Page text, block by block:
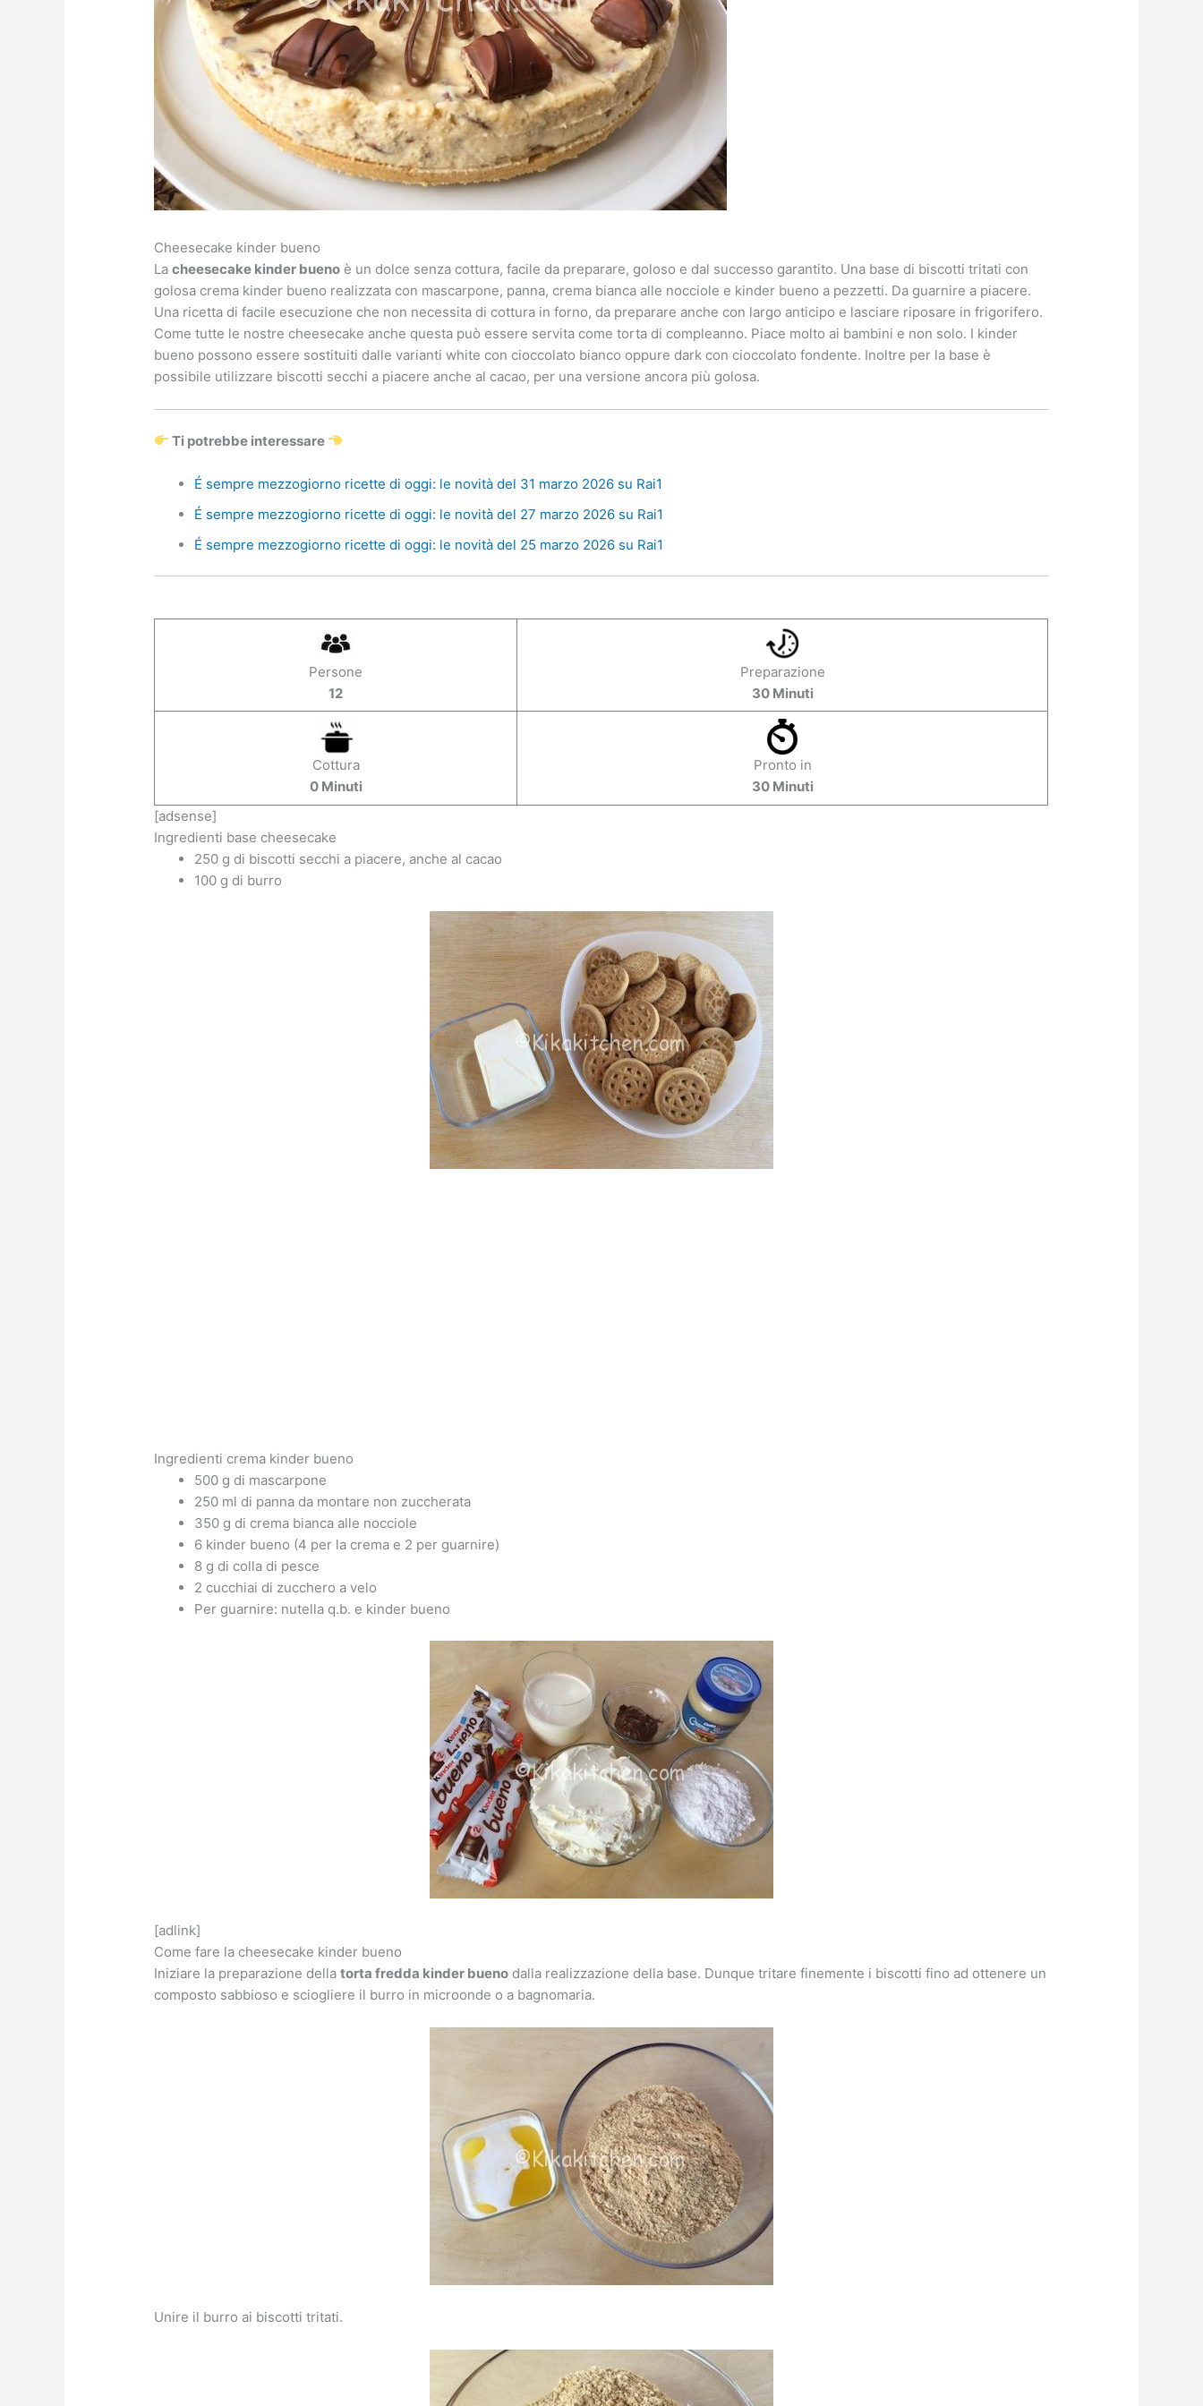
Cheesecake kinder bueno
Lacheesecake kinder bueno è un dolce senza cottura, facile da preparare, goloso e dal successo garantito. Una base di biscotti tritati con
golosa crema kinder bueno realizzata con mascarpone, panna, crema bianca alle nocciole e kinder bueno a pezzetti. Da guarnire a piacere.
Una ricetta di facile esecuzione che non necessita di cottura in forno, da preparare anche con largo anticipo e lasciare riposare in frigorifero.
Come tutte le nostre cheesecake anche questa può essere servita come torta di compleanno. Piace molto ai bambini e non solo. I kinder
bueno possono essere sostituiti dalle varianti white con cioccolato bianco oppure dark con cioccolato fondente. Inoltre per la base è
possibile utilizzare biscotti secchi a piacere anche al cacao, per una versione ancora più golosa.
Ti potrebbe interessare
É sempre mezzogiorno ricette di oggi: le novità del 31 marzo 2026 su Rai1
É sempre mezzogiorno ricette di oggi: le novità del 27 marzo 2026 su Rai1
É sempre mezzogiorno ricette di oggi: le novità del 25 marzo 2026 su Rai1
Persone
12
Preparazione
30 Minuti
Cottura
0 Minuti
Pronto in
30 Minuti
[adsense]
Ingredienti base cheesecake
250 g di biscotti secchi a piacere, anche al cacao
100 g di burro
Ingredienti crema kinder bueno
500 g di mascarpone
250 ml di panna da montare non zuccherata
350 g di crema bianca alle nocciole
6 kinder bueno (4 per la crema e 2 per guarnire)
8 g di colla di pesce
2 cucchiai di zucchero a velo
Per guarnire: nutella q.b. e kinder bueno
[adlink]
Come fare la cheesecake kinder bueno
Iniziare la preparazione dellatorta fredda kinder bueno dalla realizzazione della base. Dunque tritare finemente i biscotti fino ad ottenere un
composto sabbioso e sciogliere il burro in microonde o a bagnomaria.
Unire il burro ai biscotti tritati.